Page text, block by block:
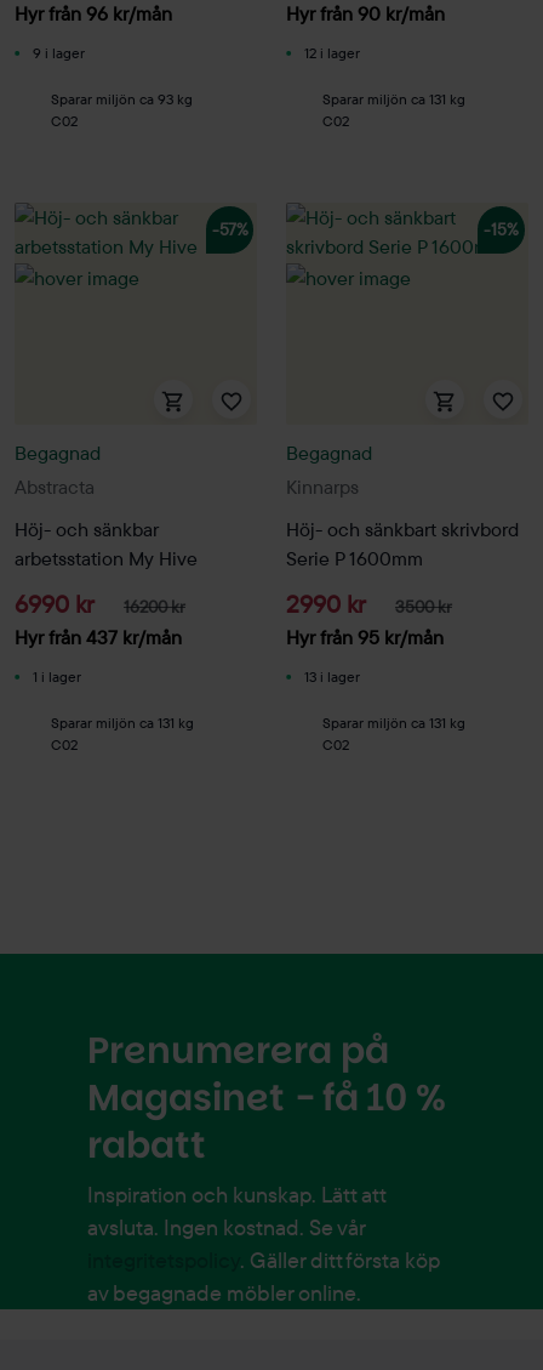
Hyr från 96 kr/mån
9 i lager
Sparar miljön ca 93 kg
C02
Hyr från 90 kr/mån
12 i lager
Sparar miljön ca 131 kg
C02
-57%
Abstracta
Begagnad
Höj- och sänkbar
arbetsstation My Hive
6990 kr 16200 kr
Hyr från 437 kr/mån
1 i lager
Sparar miljön ca 131 kg
C02
-15%
Kinnarps
Begagnad
Höj- och sänkbart skrivbord
Serie P 1600mm
2990 kr 3500 kr
Hyr från 95 kr/mån
13 i lager
Sparar miljön ca 131 kg
C02
Prenumerera på
Magasinet - få 10 %
rabatt
Inspiration och kunskap. Lätt att
avsluta. Ingen kostnad. Se vår
. Gäller ditt första köp
av begagnade möbler online.